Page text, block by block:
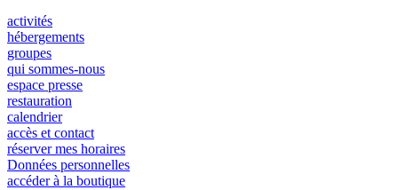
activités
hébergements
groupes
qui sommes-nous
espace presse
restauration
calendrier
accès et contact
réserver mes horaires
Données personnelles
accéder à la boutique